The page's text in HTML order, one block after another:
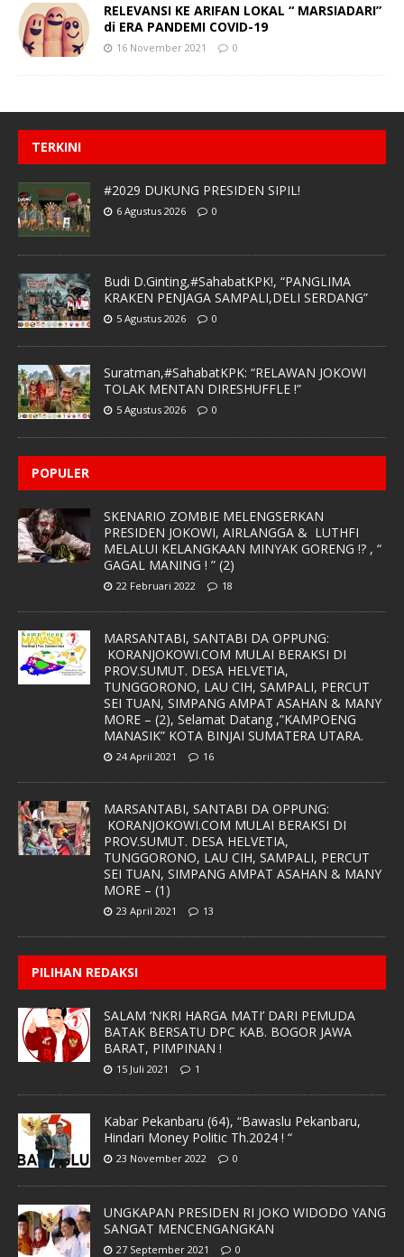
RELEVANSI KE ARIFAN LOKAL “ MARSIADARI”
di ERA PANDEMI COVID-19
16 November 2021 0
TERKINI
#2029 DUKUNG PRESIDEN SIPIL!
6 Agustus 2026 0
Budi D.Ginting,#SahabatKPK!, “PANGLIMA
KRAKEN PENJAGA SAMPALI,DELI SERDANG”
5 Agustus 2026 0
Suratman,#SahabatKPK: “RELAWAN JOKOWI
TOLAK MENTAN DIRESHUFFLE !”
5 Agustus 2026 0
POPULER
SKENARIO ZOMBIE MELENGSERKAN
PRESIDEN JOKOWI, AIRLANGGA & LUTHFI
MELALUI KELANGKAAN MINYAK GORENG !? , “
GAGAL MANING ! ” (2)
22 Februari 2022 18
MARSANTABI, SANTABI DA OPPUNG:
KORANJOKOWI.COM MULAI BERAKSI DI
PROV.SUMUT. DESA HELVETIA,
TUNGGORONO, LAU CIH, SAMPALI, PERCUT
SEI TUAN, SIMPANG AMPAT ASAHAN & MANY
MORE – (2), Selamat Datang ,”KAMPOENG
MANASIK” KOTA BINJAI SUMATERA UTARA.
24 April 2021 16
MARSANTABI, SANTABI DA OPPUNG:
KORANJOKOWI.COM MULAI BERAKSI DI
PROV.SUMUT. DESA HELVETIA,
TUNGGORONO, LAU CIH, SAMPALI, PERCUT
SEI TUAN, SIMPANG AMPAT ASAHAN & MANY
MORE – (1)
23 April 2021 13
PILIHAN REDAKSI
SALAM ‘NKRI HARGA MATI’ DARI PEMUDA
BATAK BERSATU DPC KAB. BOGOR JAWA
BARAT, PIMPINAN !
15 Juli 2021 1
Kabar Pekanbaru (64), “Bawaslu Pekanbaru,
Hindari Money Politic Th.2024 ! “
23 November 2022 0
UNGKAPAN PRESIDEN RI JOKO WIDODO YANG
SANGAT MENCENGANGKAN
27 September 2021 0